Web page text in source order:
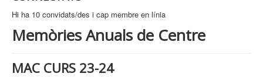
Hi ha 10 convidats/des i cap membre en línia
Memòries Anuals de Centre
MAC CURS 23-24